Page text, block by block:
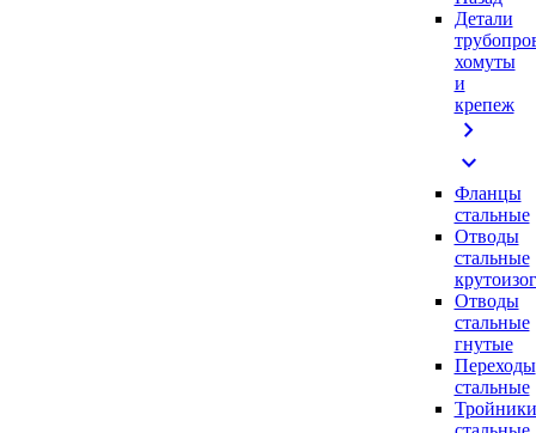
Детали
хомуты
и
крепеж
chevron_right
expand_more
Фланцы
стальные
Отводы
стальные
Отводы
стальные
гнутые
Переходы
стальные
Тройники